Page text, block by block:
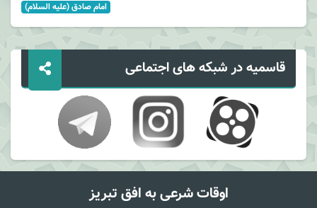
امام صادق (علیه السلام)
قاسمیه در شبکه های اجتماعی
اوقات شرعی به افق تبریز